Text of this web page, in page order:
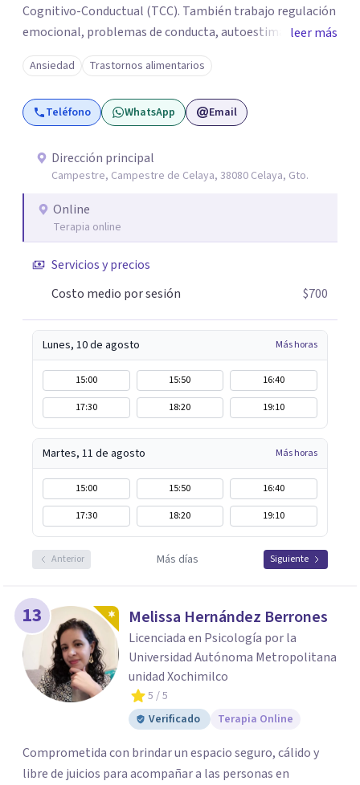
Cognitivo-Conductual (TCC). También trabajo regulación
emocional, problemas de conducta, autoestima y
desarrollo de habilidades sociales y emocionales en
población infantil y juvenil. Me mantengo en constante
formación y actualización para brindar el
acompañamiento más efectivo a cada persona. Ofrezco
alimentación consciente, adaptado a las necesidades de
cada paciente y su familia. Atiendo de forma online.
Puedes reservar tu primera sesión directamente desde mi
perfil.
leer más
Ansiedad Trastornos alimentarios
Teléfono WhatsApp Email
Dirección principal
Campestre, Campestre de Celaya, 38080 Celaya, Gto.
Online
Terapia online
Servicios y precios
Costo medio por sesión
$700
Lunes, 10 de agosto Más horas
15:00 15:50
16:40
17:30
18:20 19:10
Martes, 11 de agosto Más horas
15:00 15:50
16:40
17:30
18:20 19:10
Anterior Más días Siguiente
13 Melissa Hernández Berrones
Licenciada en Psicología por la
Universidad Autónoma Metropolitana
unidad Xochimilco
5 / 5
Verificado
Terapia Online
Comprometida con brindar un espacio seguro, cálido y
libre de juicios para acompañar a las personas en